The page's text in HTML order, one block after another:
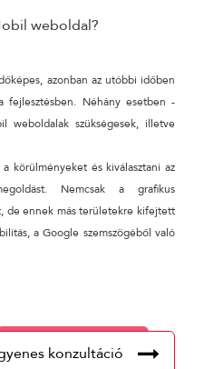
weboldal?
azonban az utóbbi időben
fejlesztésben. Néhány esetben -
szükségesek, illetve
körülményeket és kiválasztani az
Nemcsak a grafikus
de ennek más területekre kifejtett
a Google szemszögéből való
konzultáció